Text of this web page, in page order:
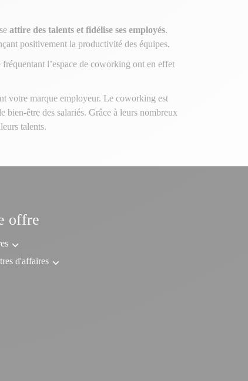
attire des talents et fidélise ses employés.
positivement la productivité des équipes.
l’espace de coworking ont en effet
votre marque employeur. Le coworking est
bien-être des salariés. Grâce à leurs nombreux
talents.
offre
d'affaires